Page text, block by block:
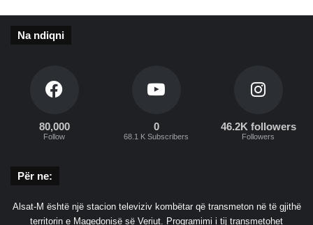
Na ndiqni
80,000
Follow
0
68.1 K Subscribers
46.2K followers
Followers
Për ne:
Alsat-M është një stacion televiziv kombëtar që transmeton në të gjithë
territorin e Maqedonisë së Veriut. Programimi i tij transmetohet